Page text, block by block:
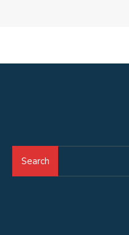
Search